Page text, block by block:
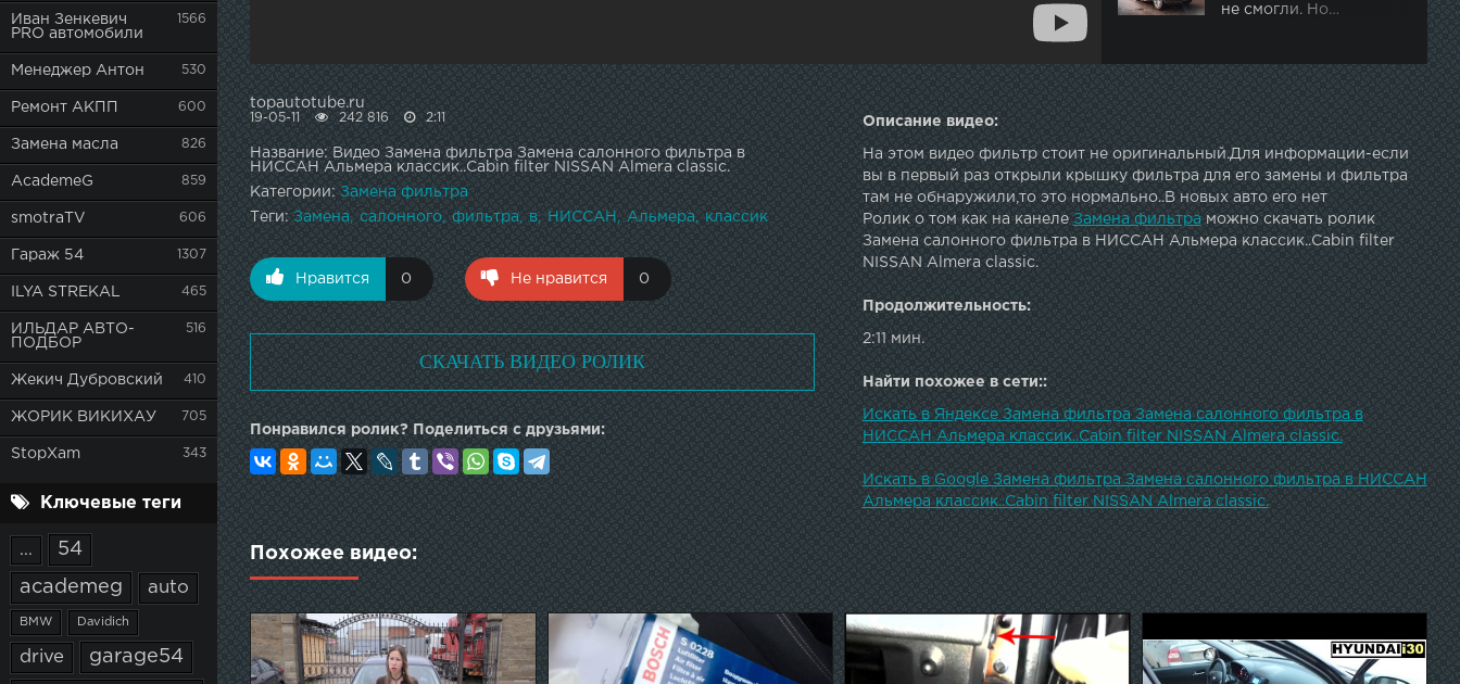
Иван Зенкевич
PRO автомобили
1566
Менеджер Антон 530
Ремонт АКПП 600
Замена масла 826
AcademeG 859
smotraTV 606
Гараж 54 1307
ILYA STREKAL 465
ИЛЬДАР АВТО-
ПОДБОР
516
Жекич Дубровский 410
ЖОРИК ВИКИХАУ 705
StopXam 343
Ключевые теги
... 54
academeg auto
BMW Davidich
drive garage54
не смогли. Но…
topautotube.ru
Описание видео:
На этом видео фильтр стоит не оригинальный.Для информации-если
вы в первый раз открыли крышку фильтра для его замены и фильтра
там не обнаружили,то это нормально..В новых авто его нет
Ролик о том как на канелеЗамена фильтраможно скачать ролик
Замена салонного фильтра в НИССАН Альмера классик..Cabin filter
NISSAN Almera classic.
Продолжительность:
2:11 мин.
Найти похожее в сети::
Искать в Яндексе Замена фильтра Замена салонного фильтра в
НИССАН Альмера классик..Cabin filter NISSAN Almera classic.
Искать в Google Замена фильтра Замена салонного фильтра в НИССАН
Альмера классик..Cabin filter NISSAN Almera classic.
19-05-11 242 816 2:11
Название: Видео Замена фильтра Замена салонного фильтра в
НИССАН Альмера классик..Cabin filter NISSAN Almera classic.
Категории:Замена фильтра
Теги:Замена салонного фильтра в НИССАН Альмера классик
Нравится 0 Не нравится 0
СКАЧАТЬ ВИДЕО РОЛИК
Понравился ролик? Поделиться с друзьями:
Похожее видео: